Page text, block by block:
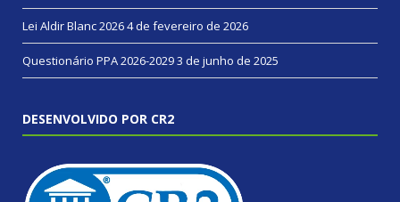
Lei Aldir Blanc 20264 de fevereiro de 2026
Questionário PPA 2026-20293 de junho de 2025
DESENVOLVIDO POR CR2